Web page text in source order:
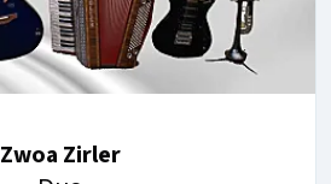
Zwoa Zirler